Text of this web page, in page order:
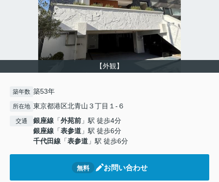
【外観】
築年数 築53年
所在地 東京都港区北青山３丁目１-６
交通 銀座線 「外苑前 」駅 徒歩4分
銀座線 「表参道 」駅 徒歩6分
千代田線 「表参道 」駅 徒歩6分
無料 お問い合わせ